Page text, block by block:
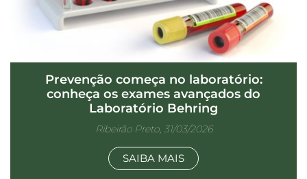
Prevenção começa no laboratório:
conheça os exames avançados do
Laboratório Behring
Ribeirão Preto, 31/03/2026
SAIBA MAIS